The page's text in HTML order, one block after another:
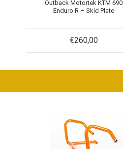
Outback Motortek KTM 690
Enduro R – Skid Plate
€260,00